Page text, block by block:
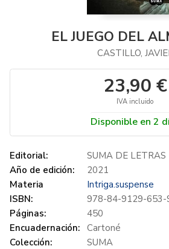
EL JUEGO DEL
CASTILLO,
23,90 €
IVA incluido
Disponible en 2
Editorial:
SUMA DE LETRAS
Año de edición:
2021
Materia
Intriga.suspense
ISBN:
978-84-9129-653-
Páginas:
450
Encuadernación: Cartoné
Colección:
SUMA